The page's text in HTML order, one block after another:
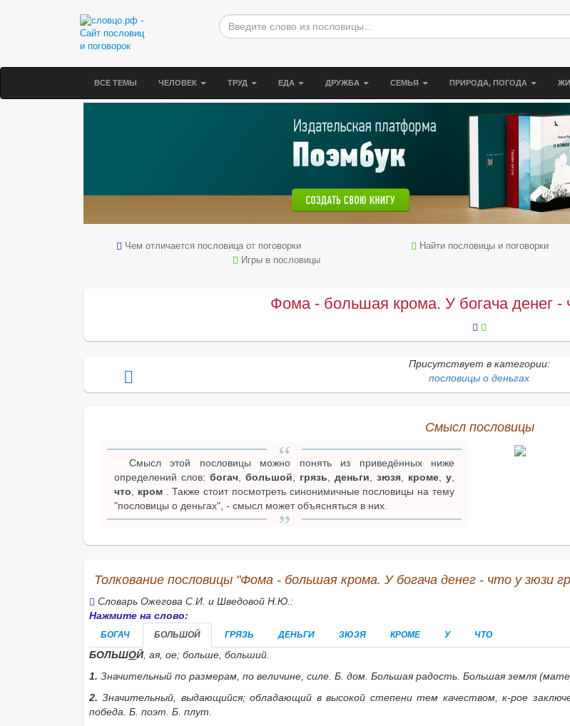
ВСЕ ТЕМЫ ЧЕЛОВЕК ТРУД ЕДА ДРУЖБА СЕМЬЯ ПРИРОДА, ПОГОДА
Чем отличается пословица от поговорки Найти пословицы и поговорки
Игры в пословицы
Фома - большая крома. У богача денег -
Присутствует в категории:
пословицы о деньгах
Смысл пословицы
Смысл этой пословицы можно понять из приведённых ниже
определений слов: богач большой грязь деньги зюзя кроме у
что
кром. Также стоит посмотреть синонимичные пословицы на тему
"пословицы о деньгах", - смысл может объясняться в них.
Толкование пословицы "Фома - большая крома. У богача денег - что у
Словарь Ожегова С.И. и Шведовой Н.Ю.:
Нажмите на слово:
БОГАЧ БОЛЬШОЙ ГРЯЗЬ ДЕНЬГИ ЗЮЗЯ КРОМЕ У ЧТО
БОЛЬШОЙ, ая, ое; больше, больший.
1. Значительный по размерам, по величине, силе. Б. дом. Большая радость. Большая земля
2. Значительный, выдающийся; обладающий в высокой степени тем качеством, к-рое
победа. Б. поэт. Б. плут.